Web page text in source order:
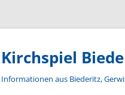
Zum
springen
Kirchspiel
Informationen aus Biederitz,